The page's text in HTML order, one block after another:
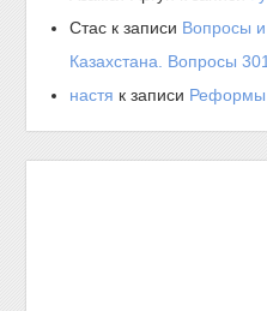
Стас к записи Вопросы и
Казахстана. Вопросы
настя к записи Реформы